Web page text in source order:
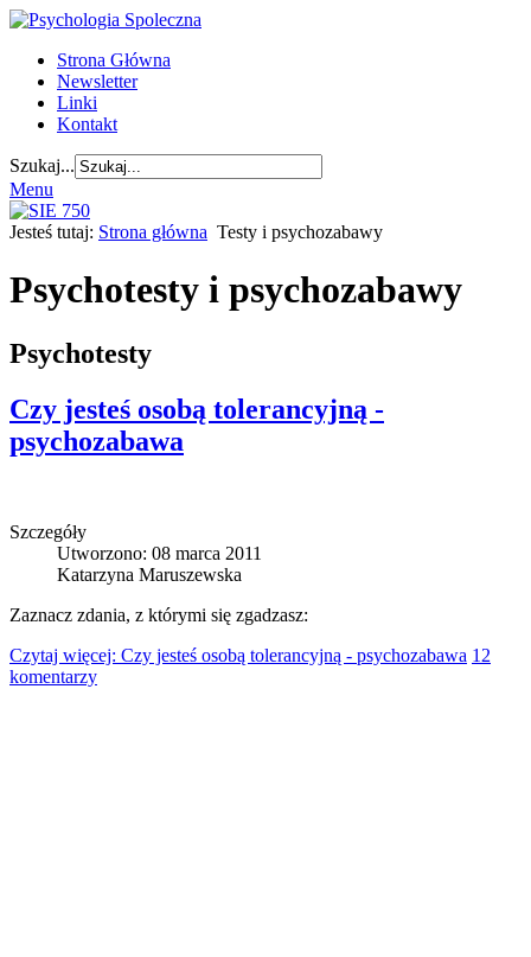
Strona Główna
Newsletter
Linki
Kontakt
Szukaj...
Menu
Jesteś tutaj: Strona główna Testy i psychozabawy
Psychotesty i psychozabawy
Psychotesty
Czy jesteś osobą tolerancyjną -
psychozabawa
Szczegóły
Utworzono: 08 marca 2011
Katarzyna Maruszewska
Zaznacz zdania, z którymi się zgadzasz:
Czytaj więcej: Czy jesteś osobą tolerancyjną - psychozabawa 12
komentarzy